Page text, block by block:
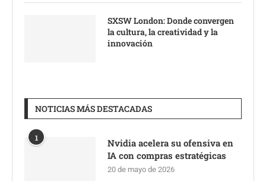
SXSW London: Donde convergen
la cultura, la creatividad y la
innovación
NOTICIAS MÁS DESTACADAS
1
Nvidia acelera su ofensiva en
IA con compras estratégicas
20 de mayo de 2026